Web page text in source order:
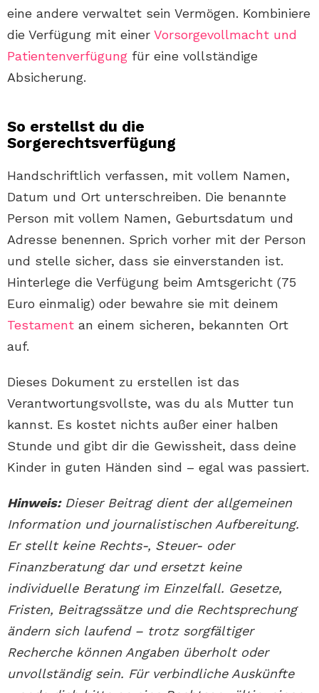
eine andere verwaltet sein Vermögen. Kombiniere
die Verfügung mit einer Vorsorgevollmacht und
Patientenverfügung für eine vollständige
Absicherung.
So erstellst du die
Sorgerechtsverfügung
Handschriftlich verfassen, mit vollem Namen,
Datum und Ort unterschreiben. Die benannte
Person mit vollem Namen, Geburtsdatum und
Adresse benennen. Sprich vorher mit der Person
und stelle sicher, dass sie einverstanden ist.
Hinterlege die Verfügung beim Amtsgericht (75
Euro einmalig) oder bewahre sie mit deinem
Testament an einem sicheren, bekannten Ort
auf.
Dieses Dokument zu erstellen ist das
Verantwortungsvollste, was du als Mutter tun
kannst. Es kostet nichts außer einer halben
Stunde und gibt dir die Gewissheit, dass deine
Kinder in guten Händen sind – egal was passiert.
Hinweis:Dieser Beitrag dient der allgemeinen
Information und journalistischen Aufbereitung.
Er stellt keine Rechts-, Steuer- oder
Finanzberatung dar und ersetzt keine
individuelle Beratung im Einzelfall. Gesetze,
Fristen, Beitragssätze und die Rechtsprechung
ändern sich laufend – trotz sorgfältiger
Recherche können Angaben überholt oder
unvollständig sein. Für verbindliche Auskünfte